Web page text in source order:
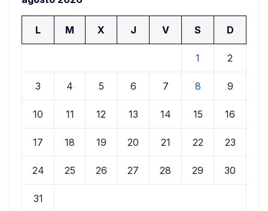
L M X J V S D
1 2
3 4 5 6 7 8 9
10 11 12 13 14 15 16
17 18 19 20 21 22 23
24 25 26 27 28 29 30
31